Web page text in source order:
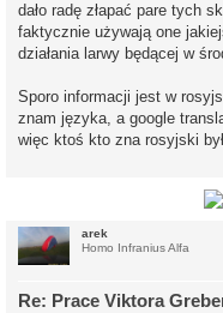
dało radę złapać pare tych
faktycznie używają one
działania larwy będącej w
Sporo informacji jest w
znam języka, a google
więc ktoś kto zna rosyjski
arek
Homo Infranius Alfa
Re: Prace Viktora